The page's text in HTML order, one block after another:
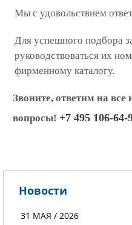
Мы с удовольствием
Для успешного подбора
руководствоваться их
фирменному каталогу.
Звоните, ответим на
вопросы! +7 495 106-64-
Новости
31 МАЯ / 2026